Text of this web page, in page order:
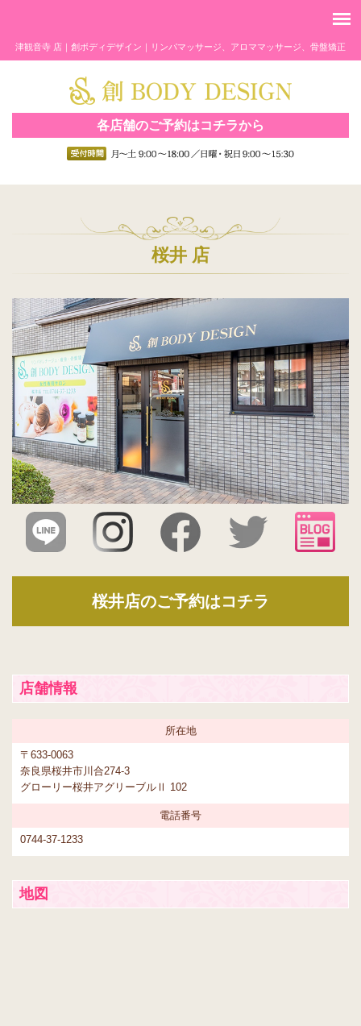
津観音寺 店｜創ボディデザイン｜リンパマッサージ、アロママッサージ、骨盤矯正
各店舗のご予約はコチラから
桜井 店
桜井店のご予約はコチラ
店舗情報
所在地
〒633-0063
奈良県桜井市川合274-3
グローリー桜井アグリーブルⅡ 102
電話番号
0744-37-1233
地図